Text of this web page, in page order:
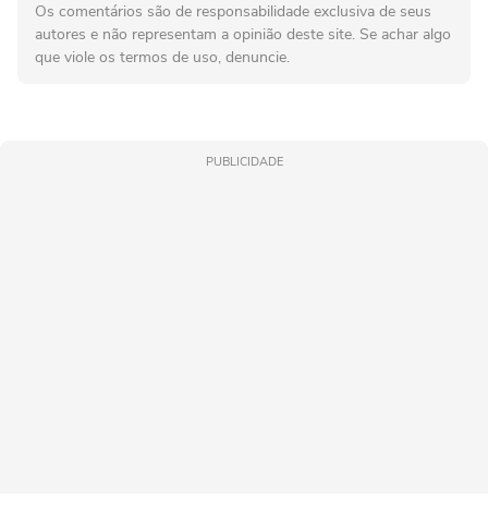
Os comentários são de responsabilidade exclusiva de seus
autores e não representam a opinião deste site. Se achar algo
que viole os termos de uso, denuncie.
PUBLICIDADE